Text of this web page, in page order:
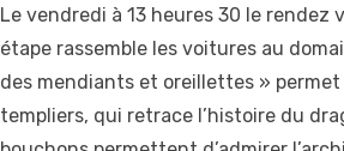
Le vendredi à 13 heures 30 le
étape rassemble les voitures au
des mendiants et oreillettes »
templiers, qui retrace l’histoire du